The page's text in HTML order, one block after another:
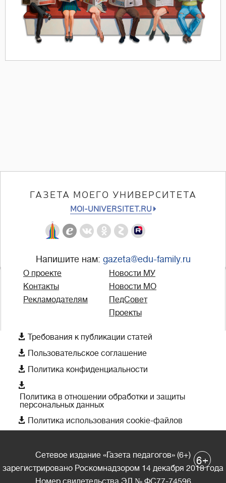
ГАЗЕТА МОЕГО УНИВЕРСИТЕТА
MOI-UNIVERSITET.RU
Напишите нам: gazeta@edu-family.ru
О проекте
Контакты
Рекламодателям
Новости МУ
Новости МО
ПедСовет
Проекты
 Требования к публикации статей
 Пользовательское соглашение
 Политика конфиденциальности

Политика в отношении обработки и защиты
персональных данных
 Политика использования cookie-файлов
Сетевое издание «Газета педагогов» (6+)
зарегистрировано Роскомнадзором 14 декабря 2018 года
6+